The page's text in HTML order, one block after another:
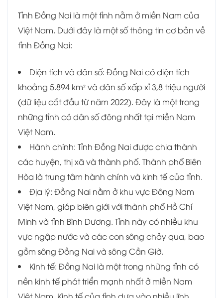
Tỉnh Đồng Nai là một tỉnh nằm ở miền Nam của
Việt Nam. Dưới đây là một số thông tin cơ bản về
tỉnh Đồng Nai:
Diện tích và dân số: Đồng Nai có diện tích
khoảng 5.894 km² và dân số xấp xỉ 3,8 triệu người
(dữ liệu cắt đầu từ năm 2022). Đây là một trong
những tỉnh có dân số đông nhất tại miền Nam
Việt Nam.
Hành chính: Tỉnh Đồng Nai được chia thành
các huyện, thị xã và thành phố. Thành phố Biên
Hòa là trung tâm hành chính và kinh tế của tỉnh.
Địa lý: Đồng Nai nằm ở khu vực Đông Nam
Việt Nam, giáp biên giới với thành phố Hồ Chí
Minh và tỉnh Bình Dương. Tỉnh này có nhiều khu
vực ngập nước và các con sông chảy qua, bao
gồm sông Đồng Nai và sông Cần Giờ.
Kinh tế: Đồng Nai là một trong những tỉnh có
nền kinh tế phát triển mạnh nhất ở miền Nam